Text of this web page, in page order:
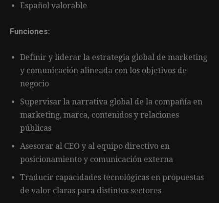
Español valorable
Funciones:
Definir y liderar la estrategia global de marketing
y comunicación alineada con los objetivos de
negocio
Supervisar la narrativa global de la compañía en
marketing, marca, contenidos y relaciones
públicas
Asesorar al CEO y al equipo directivo en
posicionamiento y comunicación externa
Traducir capacidades tecnológicas en propuestas
de valor claras para distintos sectores